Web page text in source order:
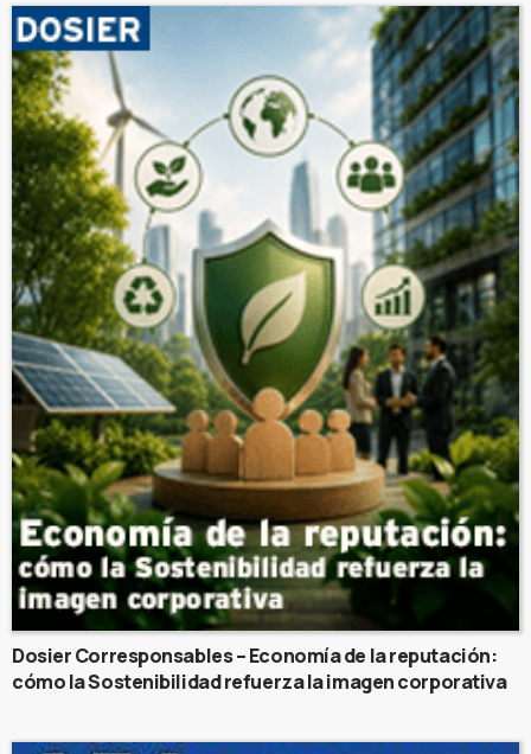
Dosier Corresponsables – Economía de la reputación:
cómo la Sostenibilidad refuerza la imagen corporativa